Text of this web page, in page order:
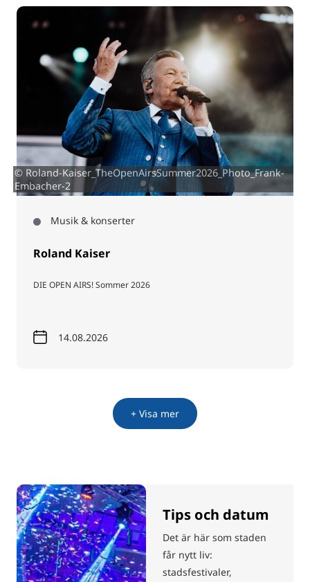
© Roland-Kaiser_TheOpenAirsSummer2026_Photo_Frank-
Embacher-2
Musik & konserter
Roland Kaiser
DIE OPEN AIRS! Sommer 2026
14.08.2026
+ Visa mer
Tips och datum
Det är här som staden
får nytt liv:
stadsfestivaler,